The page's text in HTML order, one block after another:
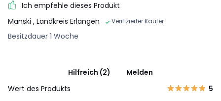
Ich empfehle dieses Produkt
Manski , Landkreis Erlangen Verifizierter Käufer
Besitzdauer 1 Woche
Hilfreich (2)
Melden
Wert des Produkts
5